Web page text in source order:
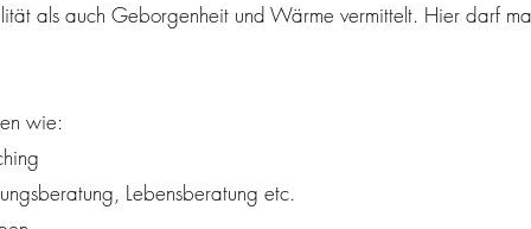
als auch Geborgenheit und Wärme vermittelt. Hier darf
wie:
Lebensberatung etc.